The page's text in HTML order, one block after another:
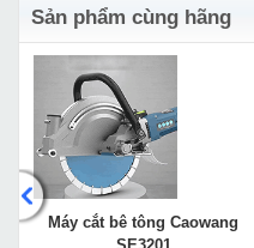
Sản phẩm cùng hãng
Máy cắt bê tông Caowang